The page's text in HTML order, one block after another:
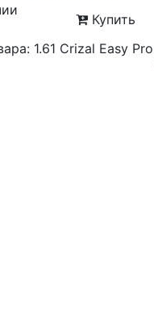
Купить
1.61 Crizal Easy Pro